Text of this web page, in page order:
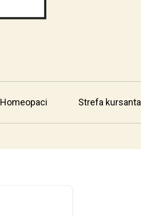
Homeopaci Strefa kursanta